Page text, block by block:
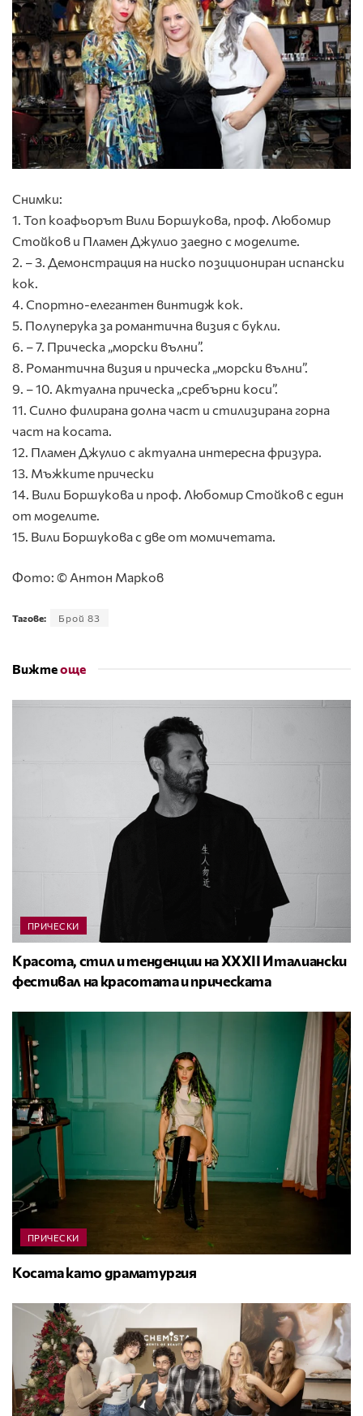
Снимки:
1. Топ коафьорът Вили Боршукова, проф. Любомир
Стойков и Пламен Джулио заедно с моделите.
2. – 3. Демонстрация на ниско позициониран испански
кок.
4. Спортно-елегантен винтидж кок.
5. Полуперука за романтична визия с букли.
6. – 7. Прическа „морски вълни”.
8. Романтична визия и прическа „морски вълни”.
9. – 10. Актуална прическа „сребърни коси”.
11. Силно филирана долна част и стилизирана горна
част на косата.
12. Пламен Джулио с актуална интересна фризура.
13. Мъжките прически
14. Вили Боршукова и проф. Любомир Стойков с един
от моделите.
15. Вили Боршукова с две от момичетата.
Фото: © Антон Марков
Тагове: Брой 83
Вижтеоще
ПРИЧЕСКИ
Красота, стил и тенденции на XXXII Италиански
фестивал на красотата и прическата
ПРИЧЕСКИ
Косата като драматургия